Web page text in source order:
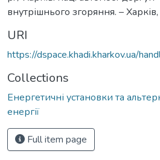
внутрішнього згоряння. –
URI
https://dspace.khadi.kharkov.ua/
Collections
Енергетичні установки та
енергії
Full item page